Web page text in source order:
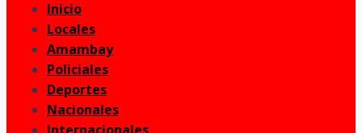
Inicio
Locales
Amambay
Policiales
Deportes
Nacionales